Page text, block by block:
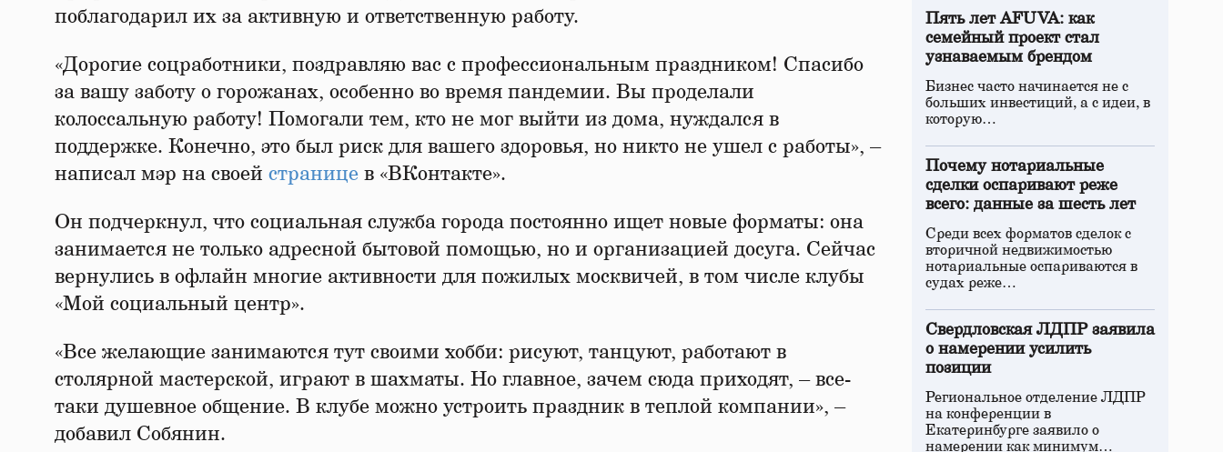
поблагодарил их за активную и ответственную работу.
«Дорогие соцработники, поздравляю вас с профессиональным праздником! Спасибо
за вашу заботу о горожанах, особенно во время пандемии. Вы проделали
колоссальную работу! Помогали тем, кто не мог выйти из дома, нуждался в
поддержке. Конечно, это был риск для вашего здоровья, но никто не ушел с работы», –
написал мэр на своей странице в «ВКонтакте».
Он подчеркнул, что социальная служба города постоянно ищет новые форматы: она
занимается не только адресной бытовой помощью, но и организацией досуга. Сейчас
вернулись в офлайн многие активности для пожилых москвичей, в том числе клубы
«Мой социальный центр».
«Все желающие занимаются тут своими хобби: рисуют, танцуют, работают в
столярной мастерской, играют в шахматы. Но главное, зачем сюда приходят, – все-
таки душевное общение. В клубе можно устроить праздник в теплой компании», –
добавил Собянин.
Пять лет AFUVA: как
семейный проект стал
узнаваемым брендом
Бизнес часто начинается не с
больших инвестиций, а с идеи, в
которую…
Почему нотариальные
сделки оспаривают реже
всего: данные за шесть лет
Среди всех форматов сделок с
вторичной недвижимостью
нотариальные оспариваются в
судах реже…
Свердловская ЛДПР заявила
о намерении усилить
позиции
Региональное отделение ЛДПР
на конференции в
Екатеринбурге заявило о
намерении как минимум…